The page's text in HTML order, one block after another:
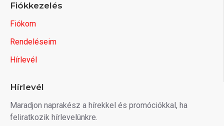
Fiókkezelés
Fiókom
Rendeléseim
Hírlevél
Hírlevél
Maradjon naprakész a hírekkel és promóciókkal, ha
feliratkozik hírlevelünkre.